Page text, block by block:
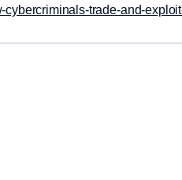
trade-and-